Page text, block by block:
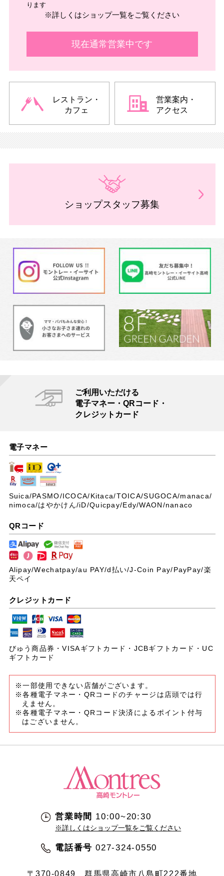
ります
※詳しくはショップ一覧をご覧ください
現在通常営業中です
レストラン・
カフェ
営業案内・
アクセス
ショップスタッフ募集
ご利用いただける
電子マネー・QRコード・
クレジットカード
電子マネー
Suica/PASMO/ICOCA/Kitaca/TOICA/SUGOCA/manaca/
nimoca/はやかけん/iD/Quicpay/Edy/WAON/nanaco
QRコード
Alipay/Wechatpay/au PAY/d払い/J-Coin Pay/PayPay/楽
天ペイ
クレジットカード
びゅう商品券・VISAギフトカード・JCBギフトカード・UC
ギフトカード
※一部使用できない店舗がございます。
※各種電子マネー・QRコードのチャージは店頭では行
えません。
※各種電子マネー・QRコード決済によるポイント付与
はございません。
営業時間 10:00~20:30
※詳しくはショップ一覧をご覧ください
電話番号 027-324-0550
〒370-0849 群馬県高崎市八島町222番地